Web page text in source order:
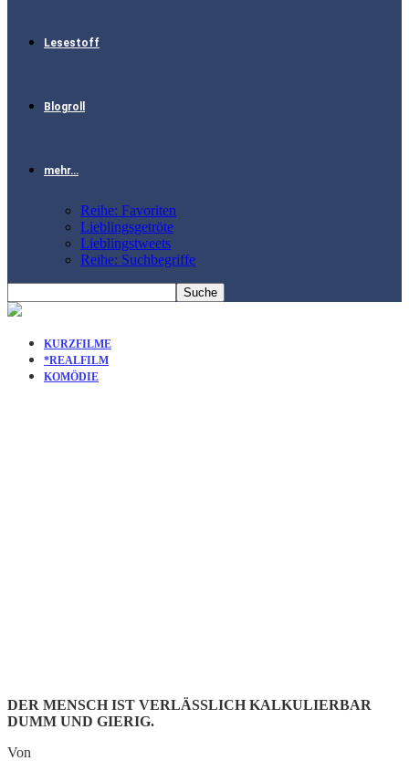
Lesestoff
Blogroll
mehr…
Reihe: Favoriten
Lieblingsgetröte
Lieblingstweets
Reihe: Suchbegriffe
KURZFILME
*REALFILM
KOMÖDIE
DER MENSCH IST VERLÄSSLICH KALKULIERBAR
DUMM UND GIERIG.
Von